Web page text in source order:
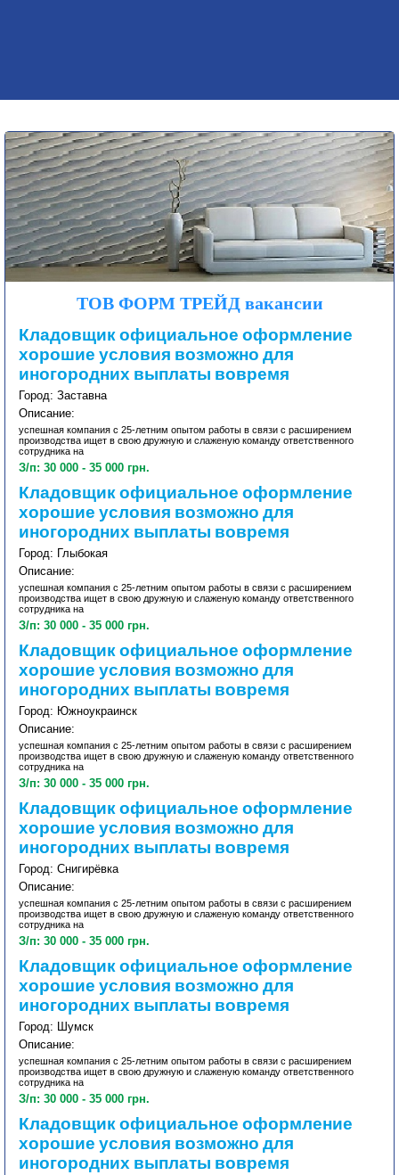
ТОВ ФОРМ ТРЕЙД вакансии
Кладовщик официальное оформление
хорошие условия возможно для
иногородних выплаты вовремя
Город: Заставна
Описание:
успешная компания с 25-летним опытом работы в связи с расширением
производства ищет в свою дружную и слаженую команду ответственного
сотрудника на
З/п: 30 000 - 35 000 грн.
Кладовщик официальное оформление
хорошие условия возможно для
иногородних выплаты вовремя
Город: Глыбокая
Описание:
успешная компания с 25-летним опытом работы в связи с расширением
производства ищет в свою дружную и слаженую команду ответственного
сотрудника на
З/п: 30 000 - 35 000 грн.
Кладовщик официальное оформление
хорошие условия возможно для
иногородних выплаты вовремя
Город: Южноукраинск
Описание:
успешная компания с 25-летним опытом работы в связи с расширением
производства ищет в свою дружную и слаженую команду ответственного
сотрудника на
З/п: 30 000 - 35 000 грн.
Кладовщик официальное оформление
хорошие условия возможно для
иногородних выплаты вовремя
Город: Снигирёвка
Описание:
успешная компания с 25-летним опытом работы в связи с расширением
производства ищет в свою дружную и слаженую команду ответственного
сотрудника на
З/п: 30 000 - 35 000 грн.
Кладовщик официальное оформление
хорошие условия возможно для
иногородних выплаты вовремя
Город: Шумск
Описание:
успешная компания с 25-летним опытом работы в связи с расширением
производства ищет в свою дружную и слаженую команду ответственного
сотрудника на
З/п: 30 000 - 35 000 грн.
Кладовщик официальное оформление
хорошие условия возможно для
иногородних выплаты вовремя